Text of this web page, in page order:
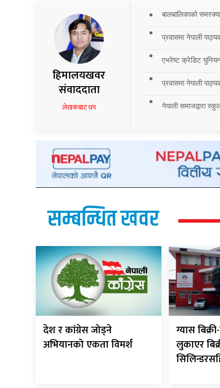
हिमालयखवर
संवाददाता
लेखकबाट थप
बालबालिकाको
प्रवासमा नेपाली
एभरेष्ट क्रेडिट
प्रवासमा नेपाली
नेपाली समाजद्वारा
सम्बन्धित खवर
देश र कांग्रेस जोड्ने
अभियानको एकता विमर्श
ग्यास
लुकाएर